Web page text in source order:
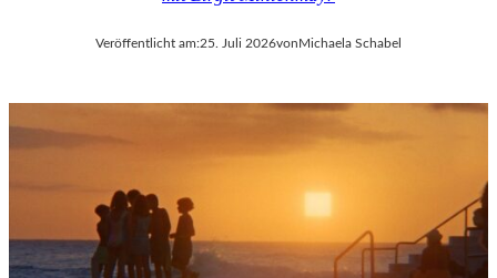
Veröffentlicht am:25. Juli 2026vonMichaela Schabel